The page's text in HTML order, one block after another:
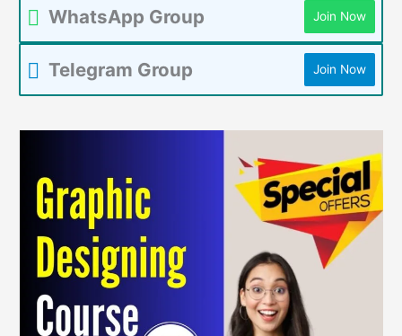
WhatsApp Group Join Now
Telegram Group Join Now